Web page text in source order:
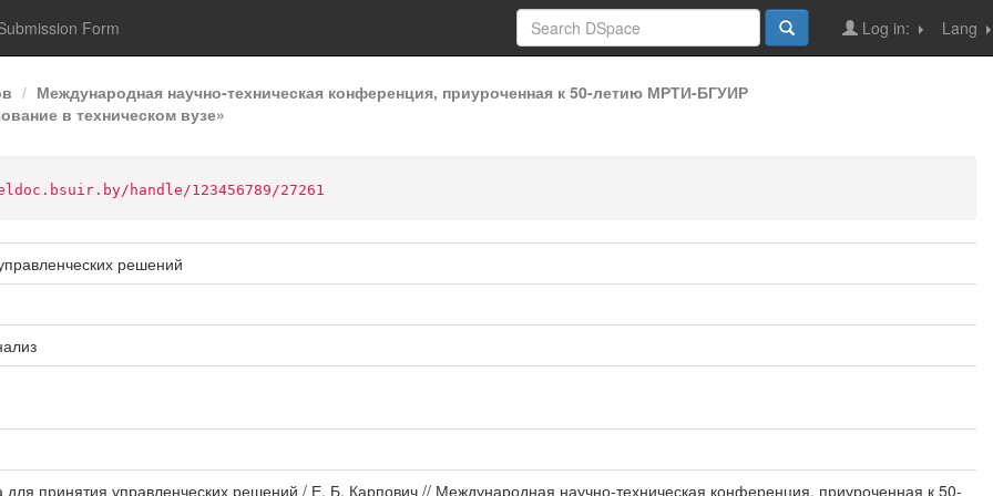
Form Lang
Log in:
Международная научно-техническая конференция, приуроченная к 50-летию МРТИ-БГУИР
в техническом вузе»
handle/123456789/27261
решений
принятия управленческих решений / Е. Б. Карпович // Международная научно-техническая конференция, приуроченная к 50-